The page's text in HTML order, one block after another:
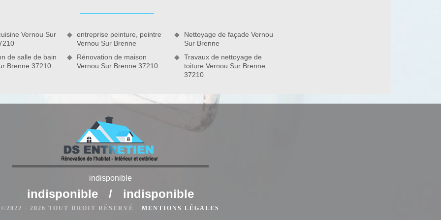
aux règles de l’art.
de maçonnerie à Vernou Sur Brenne
besoin d'en effectuer. Ne vous précipitez pas de faire
Vernou Sur
de salle de bain
Brenne 37210
entreprise peinture, peintre
Vernou Sur Brenne
Rénovation de maison
Vernou Sur Brenne 37210
Nettoyage de façade Vernou
Sur Brenne
Travaux de nettoyage de
toiture Vernou Sur Brenne
indisponible
indisponible / indisponible
©2022 - 2026 TOUT DROIT RÉSERVÉ - MENTIONS LÉGALES